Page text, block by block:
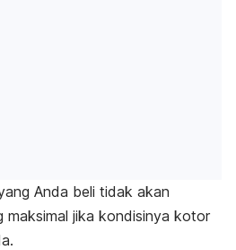
Anda beli tidak akan
maksimal jika kondisinya kotor